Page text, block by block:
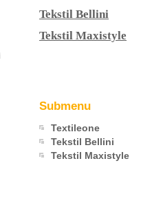
Tekstil Bellini
Tekstil Maxistyle
Submenu
Textileone
Tekstil Bellini
Tekstil Maxistyle